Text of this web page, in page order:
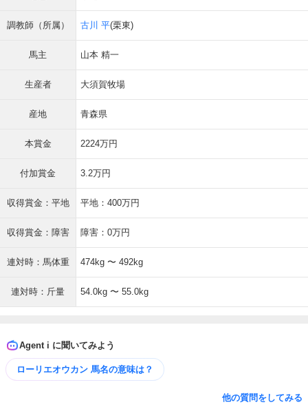
調教師（所属） 古川 平(栗東)
馬主 山本 精一
生産者 大須賀牧場
産地 青森県
本賞金 2224万円
付加賞金 3.2万円
収得賞金：平地 平地：400万円
収得賞金：障害 障害：0万円
連対時：馬体重 474kg 〜 492kg
連対時：斤量 54.0kg 〜 55.0kg
Agent i に聞いてみよう
ローリエオウカン 馬名の意味は？
他の質問をしてみる